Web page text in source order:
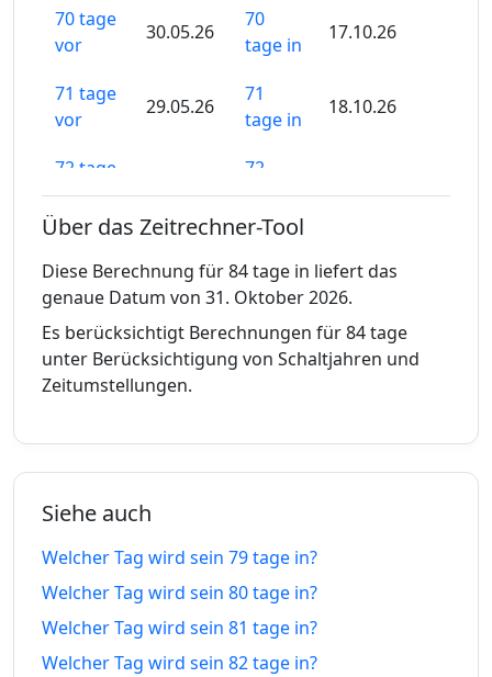
70 tage
vor
30.05.26
70
tage in
17.10.26
71 tage
vor
29.05.26
71
tage in
18.10.26
72 tage
vor
72
tage in
73 tage
vor
73
tage in
vor
26.05.26
tage in
21.10.26
75 tage
76 tage
24.05.26
76
23.10.26
vor
23.05.26
tage in
78 tage
vor
22.05.26
tage in
Über das Zeitrechner-Tool
Diese Berechnung für 84 tage in liefert das
genaue Datum von 31. Oktober 2026.
Es berücksichtigt Berechnungen für 84 tage
unter Berücksichtigung von Schaltjahren und
Zeitumstellungen.
Siehe auch
Welcher Tag wird sein 79 tage in?
Welcher Tag wird sein 80 tage in?
Welcher Tag wird sein 81 tage in?
Welcher Tag wird sein 82 tage in?